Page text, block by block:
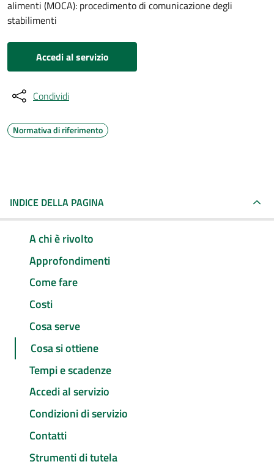
alimenti (MOCA): procedimento di comunicazione degli
stabilimenti
Accedi al servizio
Condividi
Normativa di riferimento
INDICE DELLA PAGINA
A chi è rivolto
Approfondimenti
Come fare
Costi
Cosa serve
Cosa si ottiene
Tempi e scadenze
Accedi al servizio
Condizioni di servizio
Contatti
Strumenti di tutela